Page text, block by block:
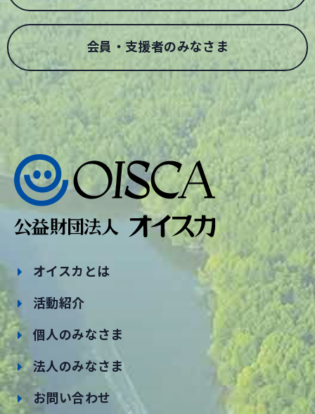
会員・支援者のみなさま
オイスカとは
活動紹介
個人のみなさま
法人のみなさま
お問い合わせ